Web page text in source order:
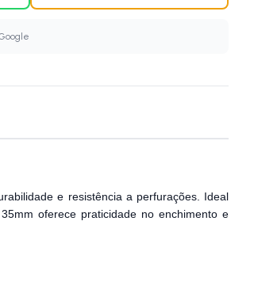
e resistência a perfurações. Ideal
oferece praticidade no enchimento e